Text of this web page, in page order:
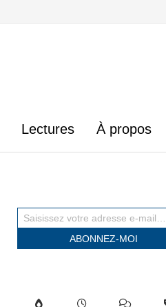
Lectures À propos
Saisissez votre adresse e-mail…
ABONNEZ-MOI